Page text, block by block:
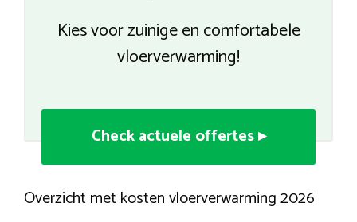
Kies voor zuinige en comfortabele
vloerverwarming!
Check actuele offertes ▸
Overzicht met kosten vloerverwarming 2026